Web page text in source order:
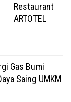
Restaurant
ARTOTEL
Gas Bumi
Saing UMKM